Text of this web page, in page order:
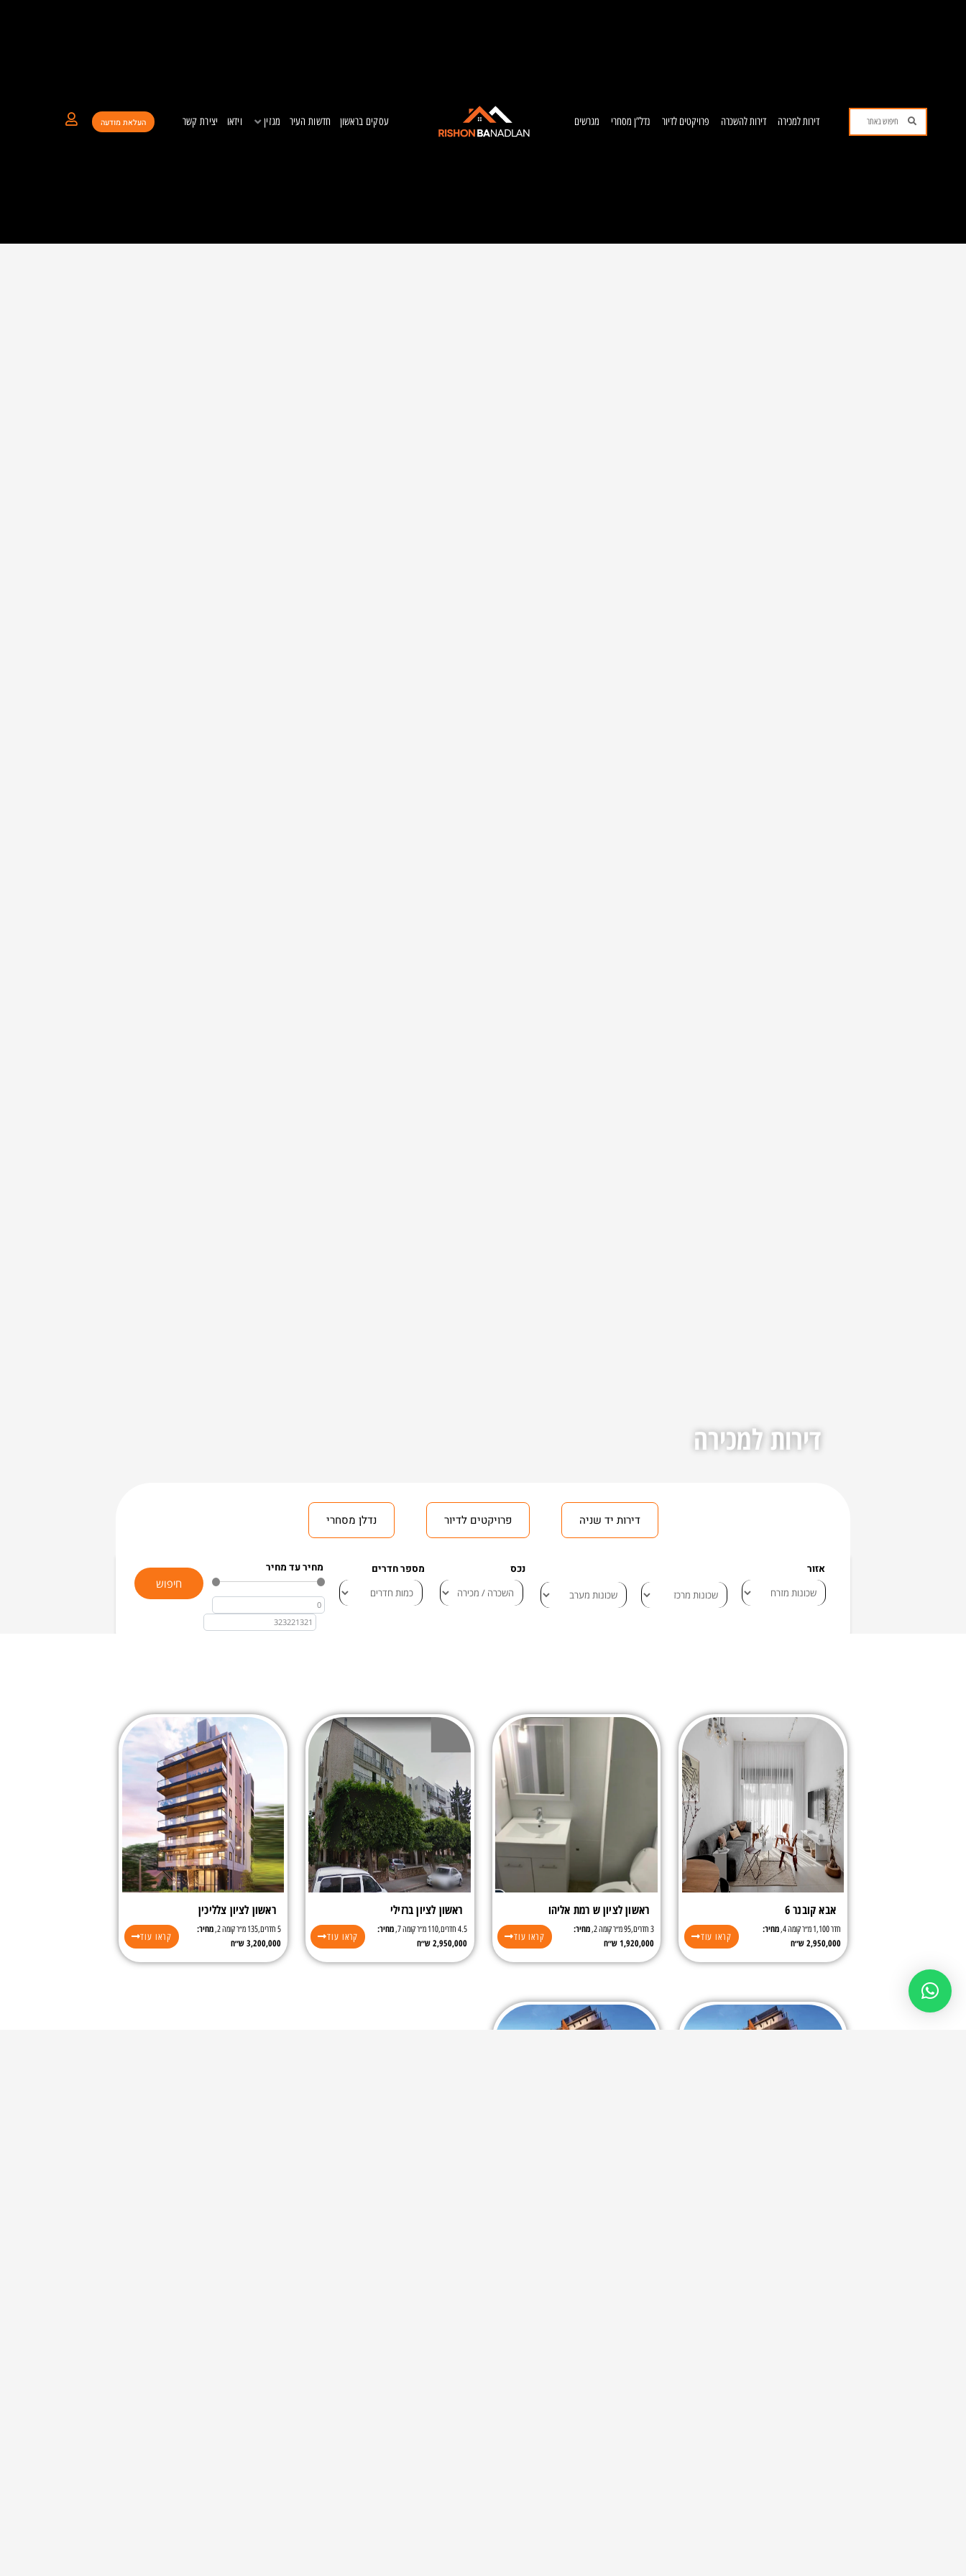
חיפושחיפוש דירות למכירה דירות להשכרה פרויקטים לדיור נדל”ן מסחרי מגרשים עסקים בראשון חדשות העיר מגזין וידאו יצירת קשר העלאת מודעה
דירות למכירה
דירות יד שניה פרויקטים לדיור נדלן מסחרי
אזור נכס מספר חדרים
מחיר עד מחיר
חיפוש
אבא קובנר 6
חדר 1,100 מ״ר קומה 4,
מחיר:
2,950,000 ש״ח
קראו עוד
ראשון לציון ש רמת אליהו
3 חדרים,95 מ״ר קומה 2,
מחיר:
1,920,000 ש״ח
קראו עוד
ראשון לציון ברזילי
4.5 חדרים,110 מ״ר קומה 7,
מחיר:
2,950,000 ש״ח
קראו עוד
ראשון לציון צלליכין
5 חדרים,135 מ״ר קומה 2,
מחיר:
3,200,000 ש״ח
קראו עוד